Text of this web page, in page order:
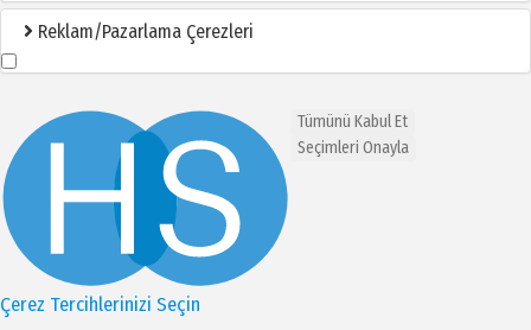
Reklam/Pazarlama Çerezleri
Tümünü Kabul Et
Seçimleri Onayla
Çerez Tercihlerinizi Seçin